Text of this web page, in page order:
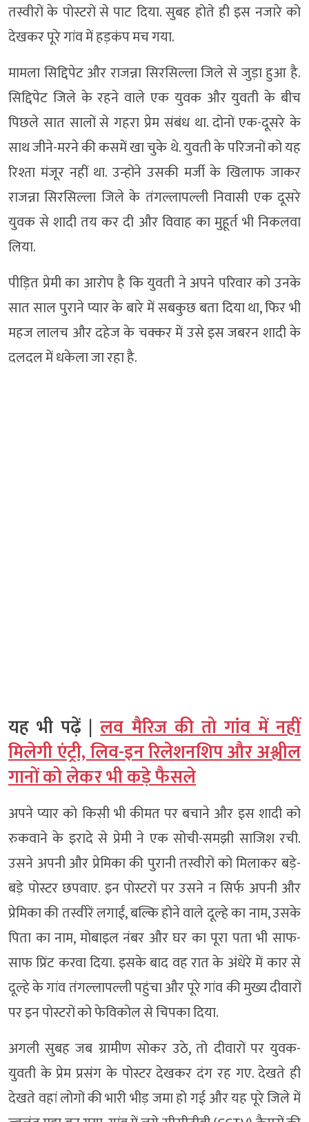
तस्वीरों के पोस्टरों से पाट दिया. सुबह होते ही इस नजारे को
देखकर पूरे गांव में हड़कंप मच गया.
मामला सिद्दिपेट और राजन्ना सिरसिल्ला जिले से जुड़ा हुआ है.
सिद्दिपेट जिले के रहने वाले एक युवक और युवती के बीच
पिछले सात सालों से गहरा प्रेम संबंध था. दोनों एक-दूसरे के
साथ जीने-मरने की कसमें खा चुके थे. युवती के परिजनों को यह
रिश्ता मंजूर नहीं था. उन्होंने उसकी मर्जी के खिलाफ जाकर
राजन्ना सिरसिल्ला जिले के तंगल्लापल्ली निवासी एक दूसरे
युवक से शादी तय कर दी और विवाह का मुहूर्त भी निकलवा
लिया.
पीड़ित प्रेमी का आरोप है कि युवती ने अपने परिवार को उनके
सात साल पुराने प्यार के बारे में सबकुछ बता दिया था, फिर भी
महज लालच और दहेज के चक्कर में उसे इस जबरन शादी के
दलदल में धकेला जा रहा है.
यह भी पढ़ें |लव मैरिज की तो गांव में नहीं
मिलेगी एंट्री, लिव-इन रिलेशनशिप और अश्लील
गानों को लेकर भी कड़े फैसले
अपने प्यार को किसी भी कीमत पर बचाने और इस शादी को
रुकवाने के इरादे से प्रेमी ने एक सोची-समझी साजिश रची.
उसने अपनी और प्रेमिका की पुरानी तस्वीरों को मिलाकर बड़े-
बड़े पोस्टर छपवाए. इन पोस्टरों पर उसने न सिर्फ अपनी और
प्रेमिका की तस्वीरें लगाईं, बल्कि होने वाले दूल्हे का नाम, उसके
पिता का नाम, मोबाइल नंबर और घर का पूरा पता भी साफ-
साफ प्रिंट करवा दिया. इसके बाद वह रात के अंधेरे में कार से
दूल्हे के गांव तंगल्लापल्ली पहुंचा और पूरे गांव की मुख्य दीवारों
पर इन पोस्टरों को फेविकोल से चिपका दिया.
अगली सुबह जब ग्रामीण सोकर उठे, तो दीवारों पर युवक-
युवती के प्रेम प्रसंग के पोस्टर देखकर दंग रह गए. देखते ही
देखते वहां लोगों की भारी भीड़ जमा हो गई और यह पूरे जिले में